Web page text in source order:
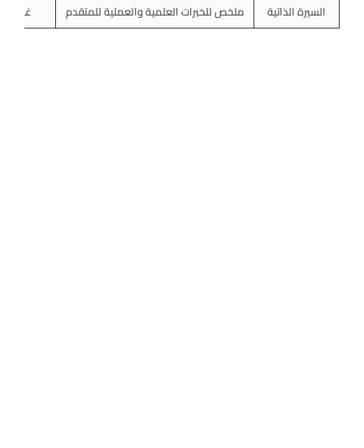
السيرة الذاتية
ملخص للخبرات العلمية والعملية للمتقدم غير